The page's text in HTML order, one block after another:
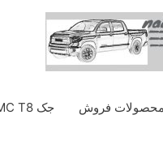
محصولات فروش جک KMC T8